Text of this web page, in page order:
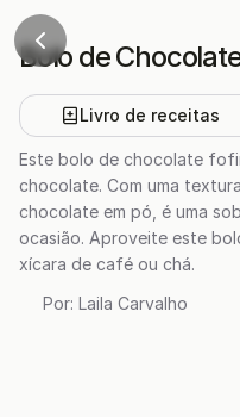
Bolo de
Livro de receitas
Este bolo de chocolate
chocolate. Com uma
chocolate em pó, é uma
ocasião. Aproveite este
xícara de café ou chá.
Por: Laila Carvalho